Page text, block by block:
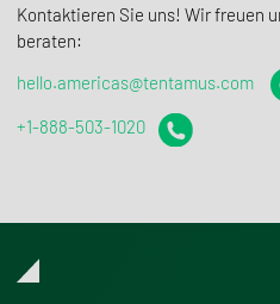
Kontak­tieren Sie uns! Wir freuen
beraten:
hello.americas@tentamus.com
+1-888-503-1020